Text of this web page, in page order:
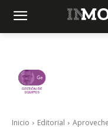
Inicio Editorial